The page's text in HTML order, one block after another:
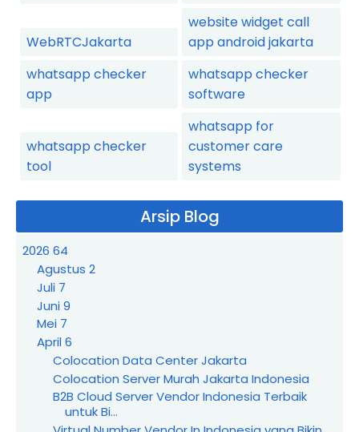
WebRTCJakarta
website widget call
app android jakarta
whatsapp checker
app
whatsapp checker
software
whatsapp checker
tool
whatsapp for
customer care
systems
Arsip Blog
2026 64
Agustus 2
Juli 7
Juni9
Mei 7
April6
Colocation Data Center Jakarta
Colocation Server Murah Jakarta Indonesia
B2B Cloud Server Vendor Indonesia Terbaik
untuk Bi...